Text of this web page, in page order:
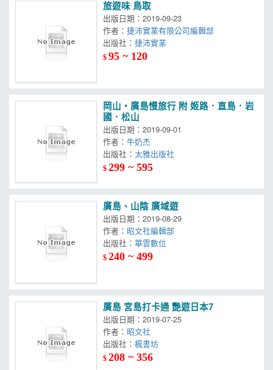
旅遊味 鳥取
出版日期：2019-09-23
作者：捷沛實業有限公司編輯部
出版社：
$95 ~ 120
岡山‧廣島慢旅行 附 姬路．直島．岩
國．松山
出版日期：2019-09-01
作者：牛奶杰
出版社：
$299 ~ 595
廣島、山陰 廣域遊
出版日期：2019-08-29
作者： 昭文社編輯部
出版社：
$240 ~ 499
廣島 宮島打卡通 艷遊日本7
出版日期：2019-07-25
作者： 昭文社
出版社：
$208 ~ 356